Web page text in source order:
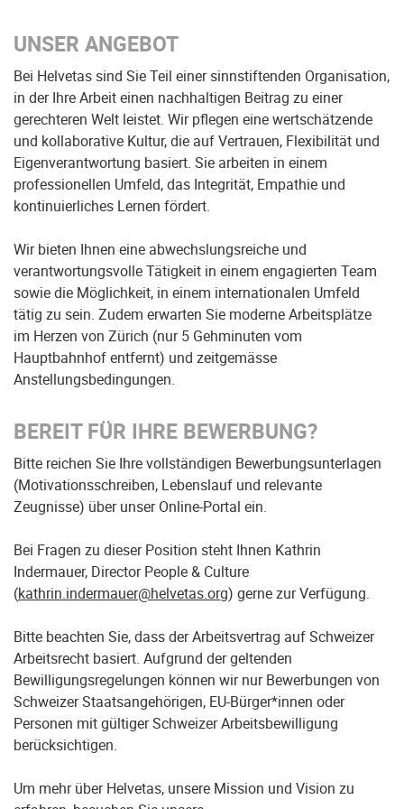
UNSER ANGEBOT
Bei Helvetas sind Sie Teil einer sinnstiftenden Organisation,
in der Ihre Arbeit einen nachhaltigen Beitrag zu einer
gerechteren Welt leistet. Wir pflegen eine wertschätzende
und kollaborative Kultur, die auf Vertrauen, Flexibilität und
Eigenverantwortung basiert. Sie arbeiten in einem
professionellen Umfeld, das Integrität, Empathie und
kontinuierliches Lernen fördert.
Wir bieten Ihnen eine abwechslungsreiche und
verantwortungsvolle Tätigkeit in einem engagierten Team
sowie die Möglichkeit, in einem internationalen Umfeld
tätig zu sein. Zudem erwarten Sie moderne Arbeitsplätze
im Herzen von Zürich (nur 5 Gehminuten vom
Hauptbahnhof entfernt) und zeitgemässe
Anstellungsbedingungen.
BEREIT FÜR IHRE BEWERBUNG?
Bitte reichen Sie Ihre vollständigen Bewerbungsunterlagen
(Motivationsschreiben, Lebenslauf und relevante
Zeugnisse) über unser Online-Portal ein.
Bei Fragen zu dieser Position steht Ihnen Kathrin
Indermauer, Director People & Culture
(kathrin.indermauer@helvetas.org) gerne zur Verfügung.
Bitte beachten Sie, dass der Arbeitsvertrag auf Schweizer
Arbeitsrecht basiert. Aufgrund der geltenden
Bewilligungsregelungen können wir nur Bewerbungen von
Schweizer Staatsangehörigen, EU-Bürger*innen oder
Personen mit gültiger Schweizer Arbeitsbewilligung
berücksichtigen.
Um mehr über Helvetas, unsere Mission und Vision zu